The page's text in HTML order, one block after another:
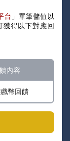
台 」單筆儲值以
獲得以下對應回
內容
幣回饋